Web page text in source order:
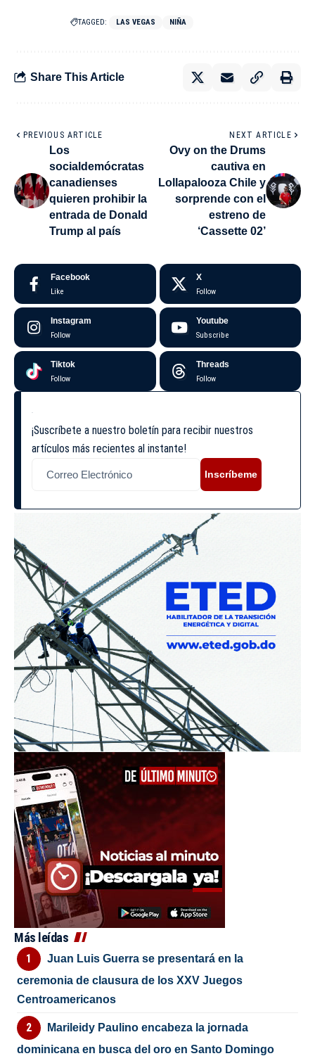
TAGGED: LAS VEGAS NIÑA
Share This Article
PREVIOUS ARTICLE
Los
socialdemócratas
canadienses
quieren prohibir la
entrada de Donald
Trump al país
NEXT ARTICLE
Ovy on the Drums
cautiva en
Lollapalooza Chile y
sorprende con el
estreno de
‘Cassette 02’
Facebook
Like
X
Follow
Instagram
Follow
Youtube
Subscribe
Tiktok
Follow
Threads
Follow
¡Suscríbete a nuestro boletín para recibir nuestros
artículos más recientes al instante!
Inscríbeme
Más leídas
Juan Luis Guerra se presentará en la
ceremonia de clausura de los XXV Juegos
Centroamericanos
Marileidy Paulino encabeza la jornada
dominicana en busca del oro en Santo Domingo